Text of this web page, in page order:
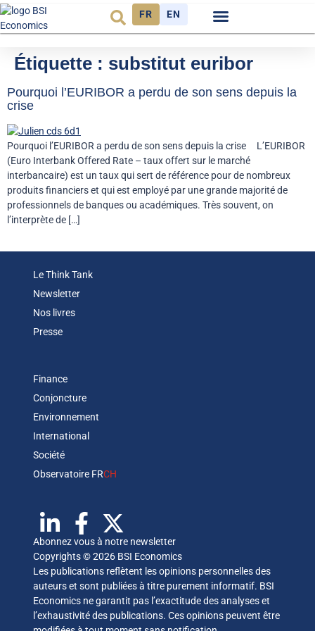
FR EN
Étiquette : substitut euribor
Pourquoi l’EURIBOR a perdu de son sens depuis la
crise
Pourquoi l’EURIBOR a perdu de son sens depuis la crise L’EURIBOR
(Euro Interbank Offered Rate – taux offert sur le marché
interbancaire) est un taux qui sert de référence pour de nombreux
produits financiers et qui est employé par une grande majorité de
professionnels de banques ou académiques. Très souvent, on
l’interprète de […]
Le Think Tank
Newsletter
Nos livres
Presse
Finance
Conjoncture
Environnement
International
Société
Observatoire FRCH
Abonnez vous à notre newsletter
Copyrights © 2026 BSI Economics
Les publications reflètent les opinions personnelles des
auteurs et sont publiées à titre purement informatif. BSI
Economics ne garantit pas l’exactitude des analyses et
l’exhaustivité des publications. Ces opinions peuvent être